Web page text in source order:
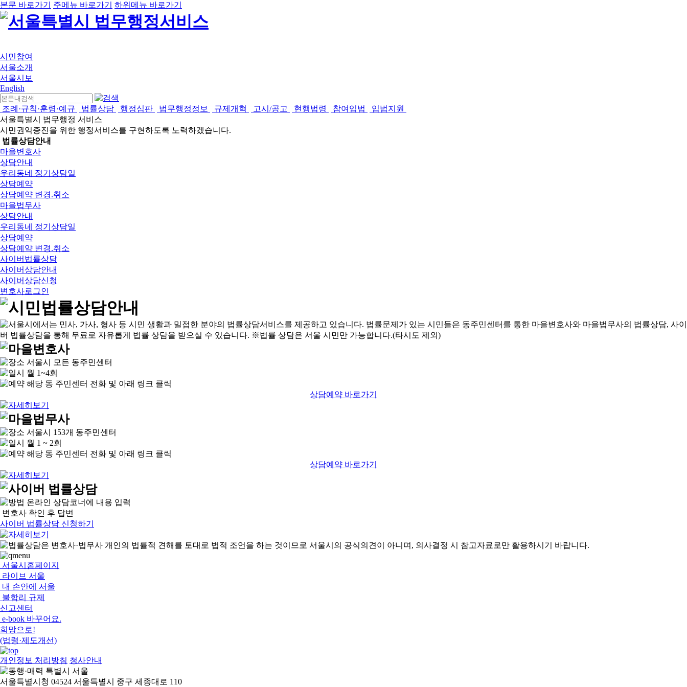
본문 바로가기 주메뉴 바로가기 하위메뉴 바로가기
시민참여
서울소개
서울시보
English
조례·규칙·훈령·예규 법률상담 행정심판 법무행정정보 규제개혁 고시/공고 현행법령 참여입법
입법지원
서울특별시 법무행정 서비스
시민권익증진을 위한 행정서비스를 구현하도록 노력하겠습니다.
법률상담안내
마을변호사
상담안내
우리동네 정기상담일
상담예약
상담예약 변경.취소
마을법무사
상담안내
우리동네 정기상담일
상담예약
상담예약 변경.취소
사이버법률상담
사이버상담안내
사이버상담신청
변호사로그인
서울시 모든 동주민센터
월 1~4회
해당 동 주민센터 전화 및 아래 링크 클릭
상담예약 바로가기
서울시 153개 동주민센터
월 1 ~ 2회
해당 동 주민센터 전화 및 아래 링크 클릭
상담예약 바로가기
온라인 상담코너에 내용 입력
변호사 확인 후 답변
사이버 법률상담 신청하기
서울시홈페이지
라이브 서울
내 손안에 서울
불합리 규제
신고센터
e-book 바꾸어요.
희망으로!
(법령·제도개선)
개인정보 처리방침 청사안내
서울특별시청 04524 서울특별시 중구 세종대로 110